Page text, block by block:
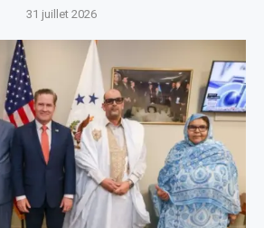
31 juillet 2026